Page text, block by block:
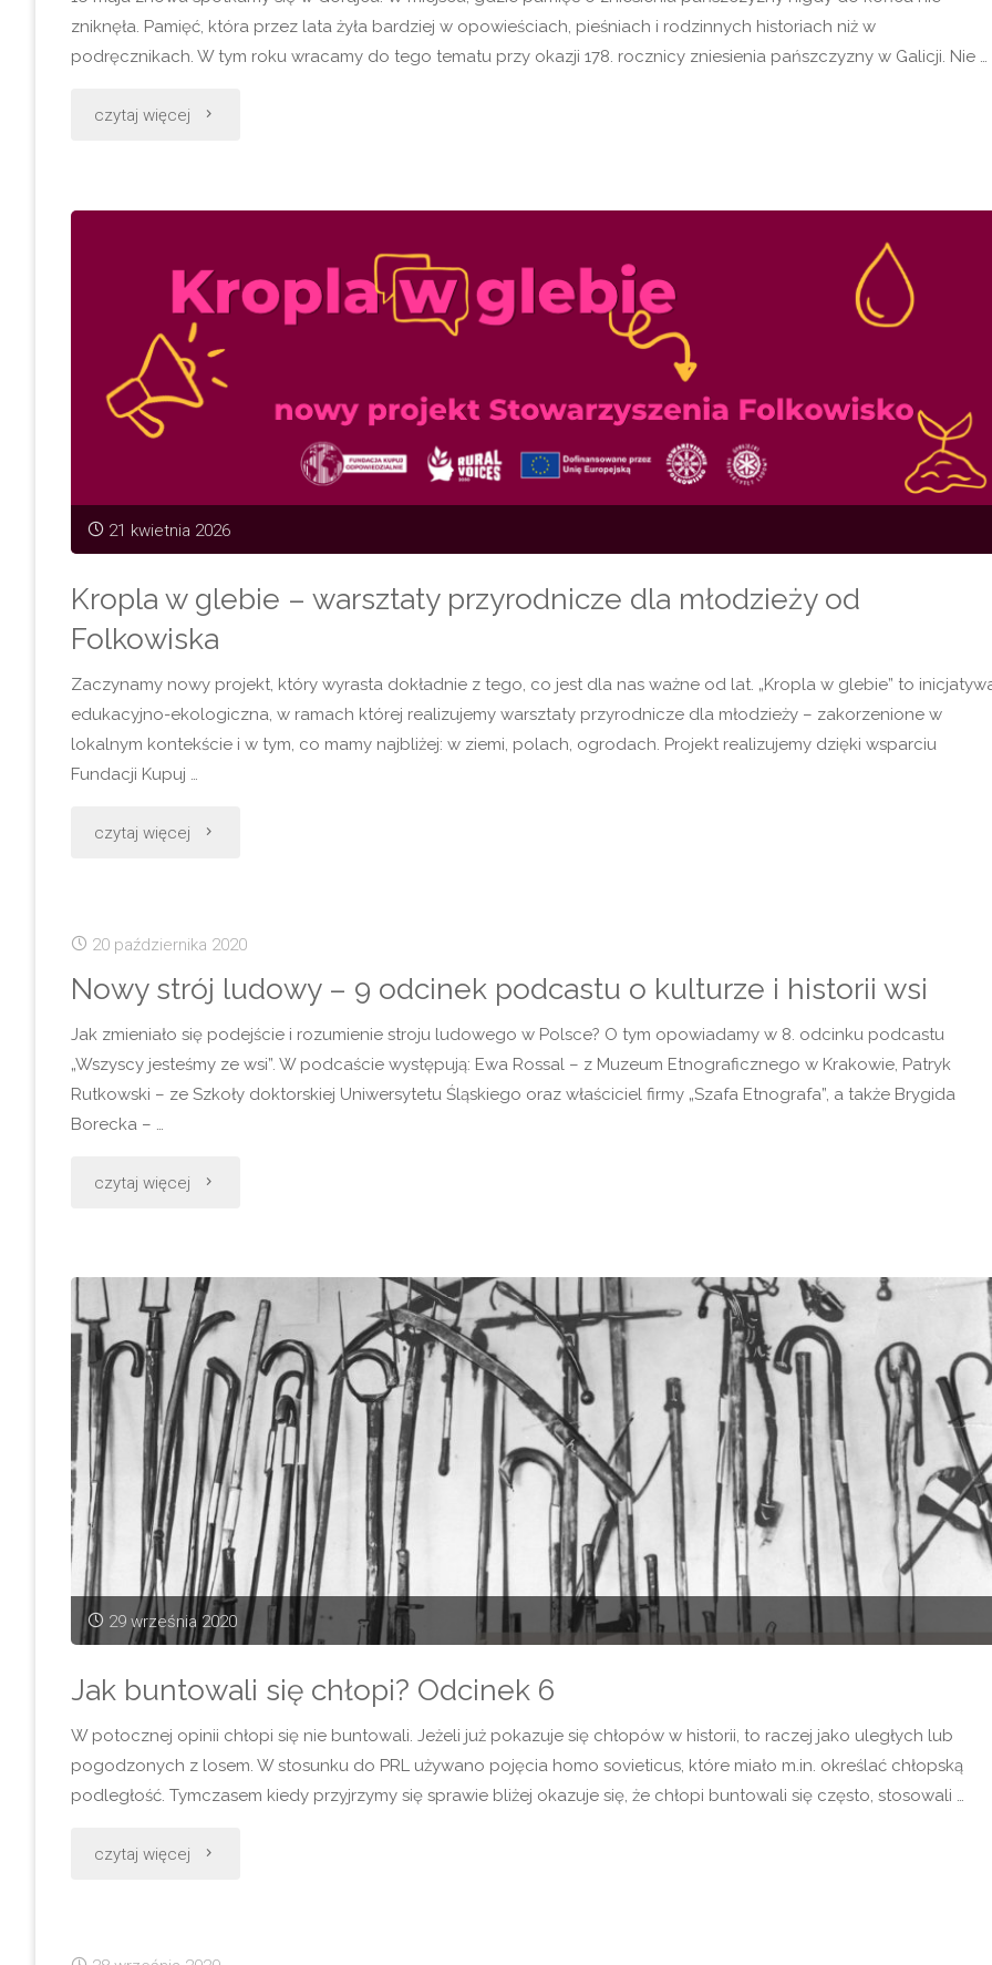
zniknęła. Pamięć, która przez lata żyła bardziej w opowieściach, pieśniach i rodzinnych historiach niż w
podręcznikach. W tym roku wracamy do tego tematu przy okazji 178. rocznicy zniesienia pańszczyzny w Galicji. Nie …
czytaj więcej "Dzień
Chłopskiej
Gorajcu"
21 kwietnia 2026
Kropla w glebie – warsztaty przyrodnicze dla młodzieży od
Folkowiska
Zaczynamy nowy projekt, który wyrasta dokładnie z tego, co jest dla nas ważne od lat. „Kropla w glebie” to
edukacyjno-ekologiczna, w ramach której realizujemy warsztaty przyrodnicze dla młodzieży – zakorzenione w
lokalnym kontekście i w tym, co mamy najbliżej: w ziemi, polach, ogrodach. Projekt realizujemy dzięki wsparciu
Fundacji Kupuj …
czytaj więcej "Kropla
–
warsztaty
przyrodnicze
młodzieży
Folkowiska"
20 października 2020
Nowy strój ludowy – 9 odcinek podcastu o kulturze i historii wsi
Jak zmieniało się podejście i rozumienie stroju ludowego w Polsce? O tym opowiadamy w 8. odcinku podcastu
„Wszyscy jesteśmy ze wsi”. W podcaście występują: Ewa Rossal – z Muzeum Etnograficznego w Krakowie, Patryk
Rutkowski – ze Szkoły doktorskiej Uniwersytetu Śląskiego oraz właściciel firmy „Szafa Etnografa”, a także Brygida
Borecka – …
czytaj więcej "Nowy
ludowy
–
9
odcinek
podcastu
o
kulturze
i
wsi"
29 września 2020
Jak buntowali się chłopi? Odcinek 6
W potocznej opinii chłopi się nie buntowali. Jeżeli już pokazuje się chłopów w historii, to raczej jako uległych lub
pogodzonych z losem. W stosunku do PRL używano pojęcia homo sovieticus, które miało m.in. określać chłopską
podległość. Tymczasem kiedy przyjrzymy się sprawie bliżej okazuje się, że chłopi buntowali się często, stosowali …
czytaj więcej "Jak